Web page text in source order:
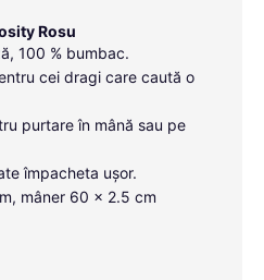
Rosu
100 % bumbac.
cei dragi care caută o
purtare în mână sau pe
împacheta ușor.
mâner 60 x 2.5 cm